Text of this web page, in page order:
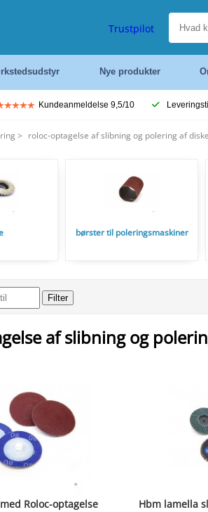
Trustpilot
Nye produkter
Kundeanmeldelse 9,5/10
> roloc-optagelse af slibning og polering af diske
børster til poleringsmaskiner
af slibning og
Roloc-optagelse Hbm lamella